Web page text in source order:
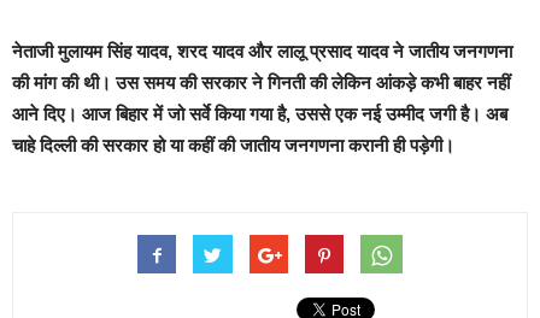
नेताजी मुलायम सिंह यादव, शरद यादव और लालू प्रसाद यादव ने जातीय जनगणना
की मांग की थी। उस समय की सरकार ने गिनती की लेकिन आंकड़े कभी बाहर नहीं
आने दिए। आज बिहार में जो सर्वे किया गया है, उससे एक नई उम्मीद जगी है। अब
चाहे दिल्ली की सरकार हो या कहीं की जातीय जनगणना करानी ही पड़ेगी।